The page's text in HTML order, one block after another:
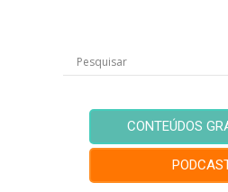
CONTEÚDOS